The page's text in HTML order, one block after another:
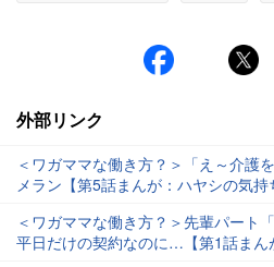
外部リンク
＜ワガママな働き方？＞「え～介護
メラン【第5話まんが：ハヤシの気持
＜ワガママな働き方？＞先輩パート
平日だけの契約なのに…【第1話まん